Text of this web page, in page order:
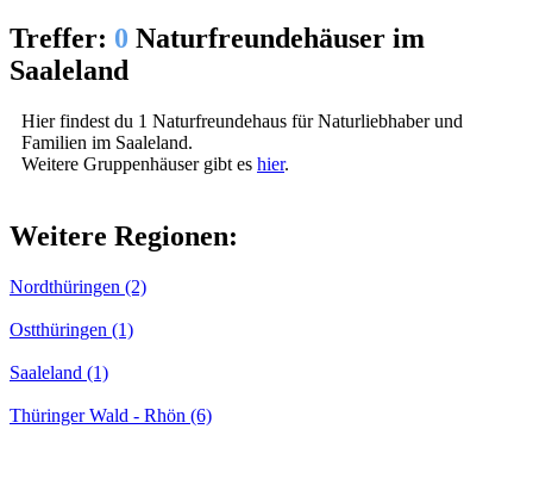
Treffer: 0 Naturfreundehäuser im
Saaleland
Hier findest du 1 Naturfreundehaus für Naturliebhaber und
Familien im Saaleland.
Weitere Gruppenhäuser gibt es hier.
Weitere Regionen:
Nordthüringen (2)
Ostthüringen (1)
Saaleland (1)
Thüringer Wald - Rhön (6)